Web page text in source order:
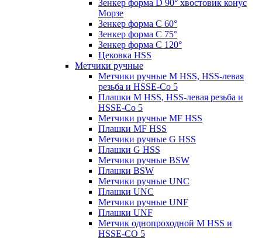
Зенкер форма D 90° хвостовик конус
Морзе
Зенкер форма С 60°
Зенкер форма С 75°
Зенкер форма С 120°
Цековка HSS
Метчики ручные
Метчики ручные M HSS, HSS-левая
резьба и HSSE-Co 5
Плашки M HSS, HSS-левая резьба и
HSSE-Co 5
Метчики ручные MF HSS
Плашки MF HSS
Метчики ручные G HSS
Плашки G HSS
Метчики ручные BSW
Плашки BSW
Метчики ручные UNC
Плашки UNC
Метчики ручные UNF
Плашки UNF
Метчик однопроходной M HSS и
HSSE-CO 5